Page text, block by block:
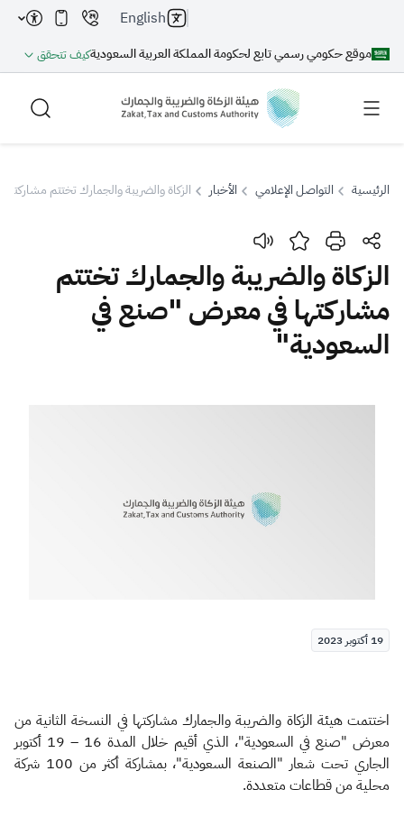
موقع حكومي رسمي تابع لحكومة المملكة العربية السعوديةكيف تتحقق
English
بحث
بحث بحث AI
الزكاة الجمارك
ضريبة القيمة المضافة
الرئيسية التواصل الإعلامي الأخبار الزكاة والضريبة والجمارك تختتم
الزكاة والضريبة والجمارك تختتم
مشاركتها في معرض "صنع في
السعودية"
19 أكتوبر 2023
اختتمت هيئة الزكاة والضريبة والجمارك مشاركتها في النسخة الثانية من
معرض "صنع في السعودية"، الذي أقيم خلال المدة 16 – 19 أكتوبر
الجاري تحت شعار "الصنعة السعودية"، بمشاركة أكثر من 100 شركة
محلية من قطاعات متعددة.